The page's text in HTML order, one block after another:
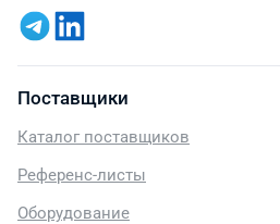
Поставщики
Каталог поставщиков
Референс-листы
Оборудование